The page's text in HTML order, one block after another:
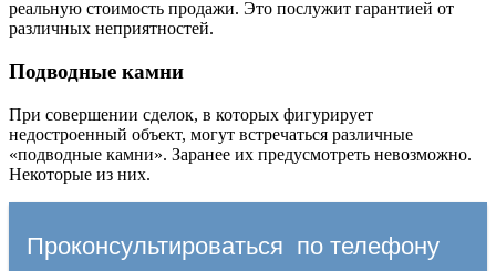
реальную стоимость продажи. Это послужит гарантией от
различных неприятностей.
Подводные камни
При совершении сделок, в которых фигурирует
недостроенный объект, могут встречаться различные
«подводные камни». Заранее их предусмотреть невозможно.
Некоторые из них.